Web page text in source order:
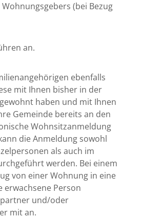
(bei Bezug
an.
ebenfalls
mit Ihnen bisher in der
haben und mit Ihnen
Gemeinde bereits an den
Wohnsitzanmeldung
die Anmeldung sowohl
als auch im
werden. Bei einem
von einer Wohnung in eine
erwachsene Person
und/oder
mit an.